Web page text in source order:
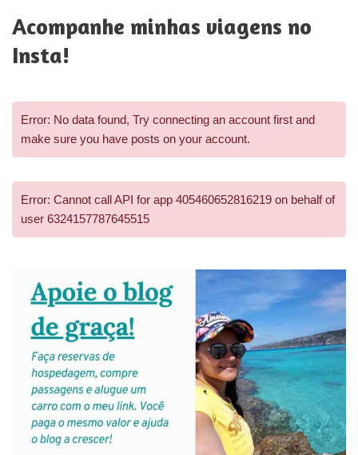
Acompanhe minhas viagens no
Insta!
Error: No data found, Try connecting an account first and
make sure you have posts on your account.
Error: Cannot call API for app 405460652816219 on behalf of
user 6324157787645515